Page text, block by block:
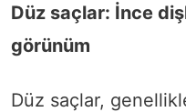
Düz saçlar: İnce
görünüm
Düz saçlar,